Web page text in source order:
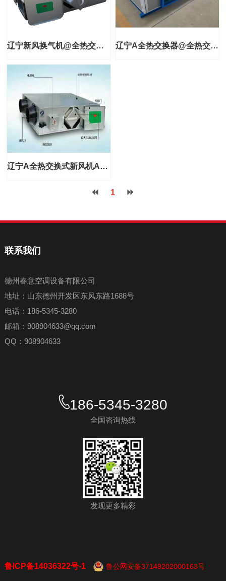
辽宁新风换气机@全热交换器@双向流新风机 辽宁A全热交换器@全热交换器价格@全热交换器型号参数
辽宁A全热交换式新风机A什么是全热交换式新风机工作原理
1
联系我们
德州春意空调设备有限公司
地址：山东德州开发区东风东路1688号
电话：186-5345-3280
邮箱：908904633@qq.com
QQ：908904633
186-5345-3280
全国咨询热线
发现更多精彩
鲁ICP备14036322号-1 鲁公网安备37149202000163号